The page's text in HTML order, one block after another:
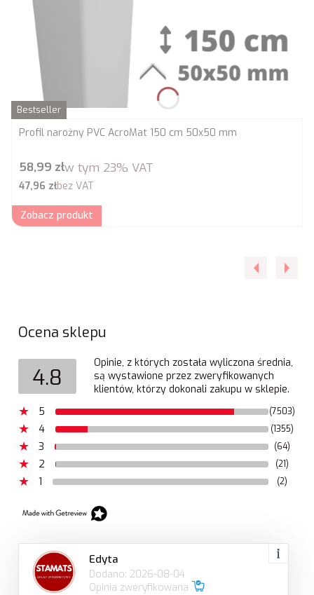
Bestseller
Profil narożny PVC AcroMat 150 cm 50x50 mm
Cena brutto
58,99 złw tym 23% VAT
Cena netto
47,96 złbez VAT
Zobacz produkt
Ocena sklepu
4.8
Opinie, z których została wyliczona średnia,
są wystawione przez zweryfikowanych
klientów, którzy dokonali zakupu w sklepie.
5
(7503)
4 (1355)
3 (64)
2 (21)
1 (2)
Edyta
Dodano: 2026-08-04
Opinia zweryfikowana